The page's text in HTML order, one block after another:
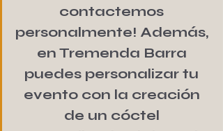
contactemos
personalmente! Además,
en Tremenda Barra
puedes personalizar tu
evento con la creación
de un cóctel